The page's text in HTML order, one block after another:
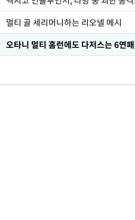
멀티 골 세리머니하는 리오넬 메시
오타니 멀티 홈런에도 다저스는 6연패